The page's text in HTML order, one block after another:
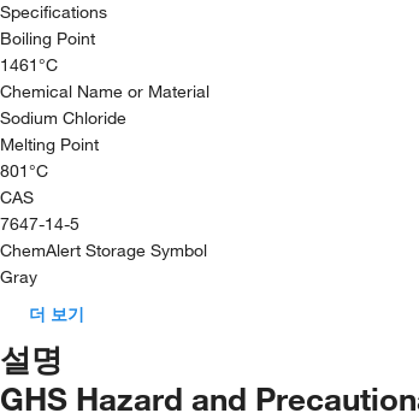
Specifications
Boiling Point
1461°C
Chemical Name or Material
Sodium Chloride
Melting Point
801°C
CAS
7647-14-5
ChemAlert Storage Symbol
Gray
더 보기
설명
GHS Hazard and